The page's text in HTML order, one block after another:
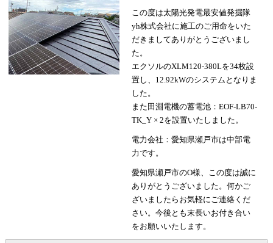
この度は太陽光発電最安値発掘隊
yh株式会社に施工のご用命をいた
だきましてありがとうございまし
た。
エクソルのXLM120-380Lを34枚設
置し、12.92kWのシステムとなりま
した。
また田淵電機の蓄電池：EOF-LB70-
TK_Y × 2を設置いたしました。
電力会社：愛知県瀬戸市は中部電
力です。
愛知県瀬戸市のO様、この度は誠に
ありがとうございました。何かご
ざいましたらお気軽にご連絡くだ
さい。今後とも末長いお付き合い
をお願いいたします。